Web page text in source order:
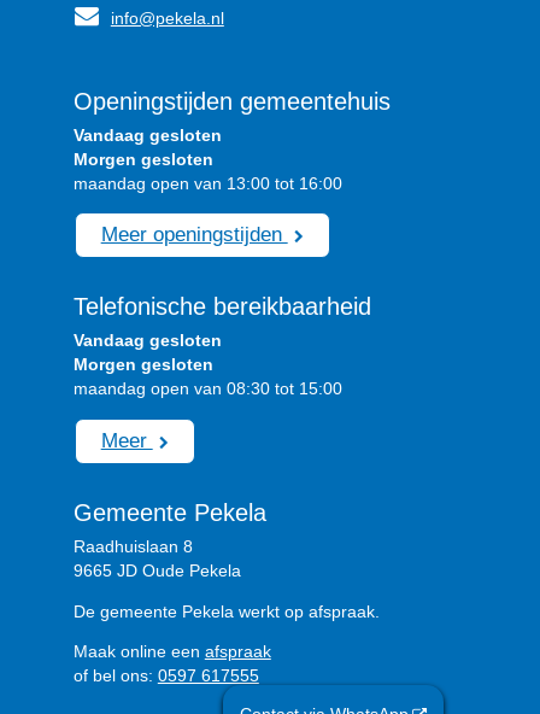
info@pekela.nl
Openingstijden gemeentehuis
Vandaag gesloten
Morgen gesloten
maandag open van 13:00 tot 16:00
Meer openingstijden
Telefonische bereikbaarheid
Vandaag gesloten
Morgen gesloten
maandag open van 08:30 tot 15:00
Meer
Gemeente Pekela
Raadhuislaan 8
9665 JD Oude Pekela
De gemeente Pekela werkt op afspraak.
Maak online een afspraak
of bel ons: 0597 617555